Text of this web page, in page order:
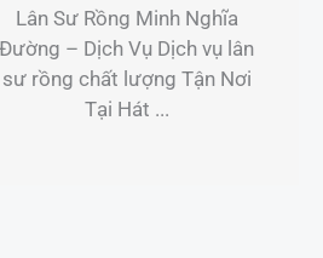
Lân Sư Rồng Minh Nghĩa
Đường – Dịch Vụ Dịch vụ múa
lân sự kiện Tận Nơi Tại Xuân